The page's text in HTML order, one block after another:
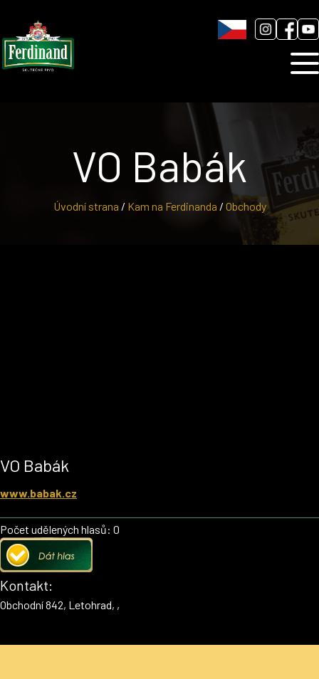
Blog
Úvodní strana / Kam na Ferdinanda / Obchody
VO Babák
VO Babák
www.babak.cz
Počet udělených hlasů: 0
Kontakt:
Obchodní 842, Letohrad, ,